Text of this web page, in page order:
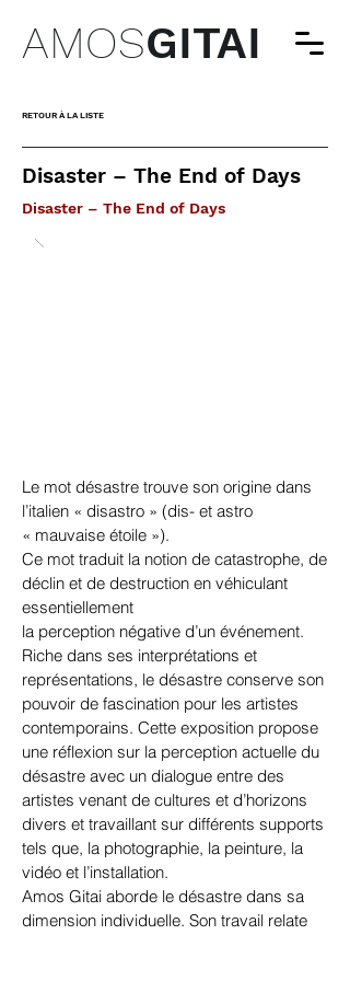
AMOSGITAI
RETOUR À LA LISTE
Disaster – The End of Days
Disaster – The End of Days
Le mot désastre trouve son origine dans
l’italien « disastro » (dis- et astro
« mauvaise étoile »).
Ce mot traduit la notion de catastrophe, de
déclin et de destruction en véhiculant
essentiellement
la perception négative d’un événement.
Riche dans ses interprétations et
représentations, le désastre conserve son
pouvoir de fascination pour les artistes
contemporains. Cette exposition propose
une réflexion sur la perception actuelle du
désastre avec un dialogue entre des
artistes venant de cultures et d’horizons
divers et travaillant sur différents supports
tels que, la photographie, la peinture, la
vidéo et l’installation.
Amos Gitai aborde le désastre dans sa
dimension individuelle. Son travail relate